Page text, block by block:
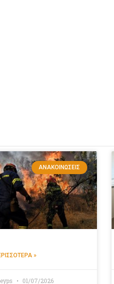
ΑΝΑΚΟΙΝΏΣΕΙΣ
»
01/07/2026